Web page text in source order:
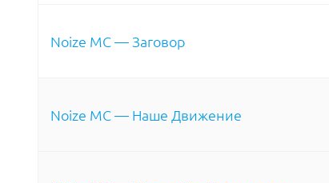
Noize MC — Наше Движение
Noize MC — Заговор